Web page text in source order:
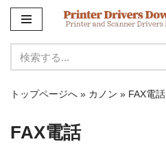
ン
テ
ツ
ス
トップページへ » カノン » FAX電話
FAX電話